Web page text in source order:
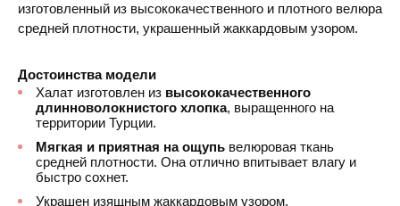
изготовленный из высококачественного и плотного велюра
средней плотности, украшенный жаккардовым узором.
Достоинства модели
Халат изготовлен из высококачественного
длинноволокнистого хлопка, выращенного на
территории Турции.
Мягкая и приятная на ощупь велюровая ткань
средней плотности. Она отлично впитывает влагу и
быстро сохнет.
Украшен изящным жаккардовым узором.